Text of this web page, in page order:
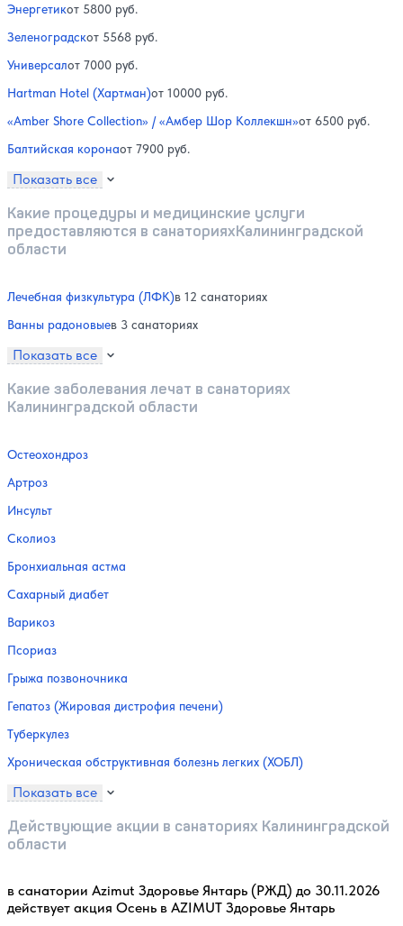
Энергетикот 5800 руб.
Зеленоградскот 5568 руб.
Универсалот 7000 руб.
Hartman Hotel (Хартман)от 10000 руб.
«Amber Shore Collection» / «Амбер Шор Коллекшн»от 6500 руб.
Балтийская коронаот 7900 руб.
Показать все
Какие процедуры и медицинские услуги
предоставляются в санаторияхКалининградской
области
Лечебная физкультура (ЛФК)в 12 санаториях
Ванны радоновыев 3 санаториях
Показать все
Какие заболевания лечат в санаториях
Калининградской области
Остеохондроз
Артроз
Инсульт
Сколиоз
Бронхиальная астма
Сахарный диабет
Варикоз
Псориаз
Грыжа позвоночника
Гепатоз (Жировая дистрофия печени)
Туберкулез
Хроническая обструктивная болезнь легких (ХОБЛ)
Показать все
Действующие акции в санаториях Калининградской
области
в санатории Azimut Здоровье Янтарь (РЖД) до 30.11.2026
действует акция Осень в AZIMUT Здоровье Янтарь